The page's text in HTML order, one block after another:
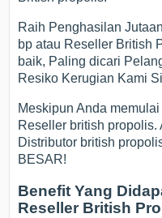
Raih Penghasilan
bp atau Reseller British
baik, Paling dicari
Resiko Kerugian Kami
Meskipun Anda
Reseller british
Distributor british
BESAR!
Benefit Yang
Reseller British